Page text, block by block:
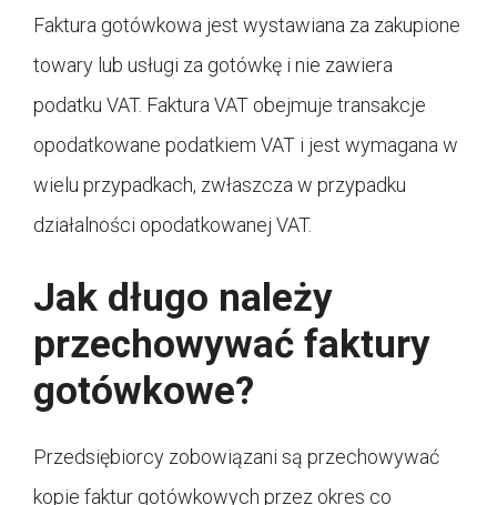
Faktura gotówkowa jest wystawiana za zakupione
towary lub usługi za gotówkę i nie zawiera
podatku VAT. Faktura VAT obejmuje transakcje
opodatkowane podatkiem VAT i jest wymagana w
wielu przypadkach, zwłaszcza w przypadku
działalności opodatkowanej VAT.
Jak długo należy
przechowywać faktury
gotówkowe?
Przedsiębiorcy zobowiązani są przechowywać
kopie faktur gotówkowych przez okres co